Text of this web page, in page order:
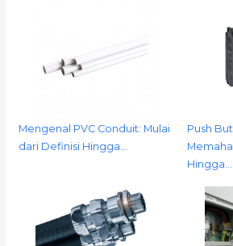
Mengenal PVC Conduit: Mulai
dari Definisi Hingga…
Push
Hingga…